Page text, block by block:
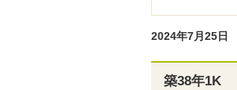
2024年7月25日
築38年1K